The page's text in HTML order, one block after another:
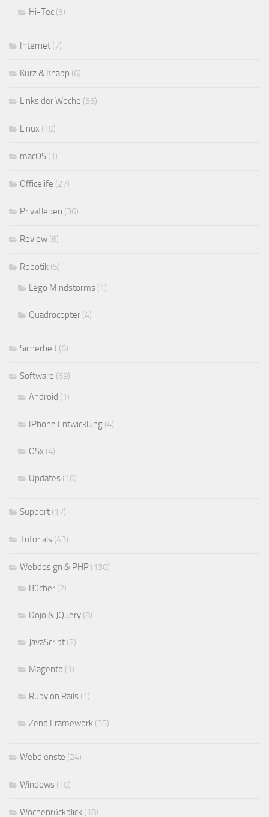
Hi-Tec (3)
Internet (7)
Kurz & Knapp (6)
Links der Woche (36)
Linux (10)
macOS (1)
Officelife (27)
Privatleben (36)
Review (6)
Robotik (5)
Lego Mindstorms (1)
Quadrocopter (4)
Sicherheit (6)
Software (69)
Android (1)
IPhone Entwicklung (4)
OSx (4)
Updates (10)
Support (17)
Tutorials (43)
Webdesign & PHP (130)
Bücher (2)
Dojo & JQuery (8)
JavaScript (2)
Magento (1)
Ruby on Rails (1)
Zend Framework (35)
Webdienste (24)
Windows (10)
Wochenrückblick (18)